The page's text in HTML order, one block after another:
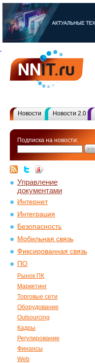
Новости Новости 2.0
Подписка на новости:
Управление
документами
Интернет
Интеграция
Безопасность
Мобильная связь
Фиксированная связь
ПО
Рынок ПК
Маркетинг
Торговые сети
Оборудование
Outsourcing
Кадры
Регулирование
Финансы
Web